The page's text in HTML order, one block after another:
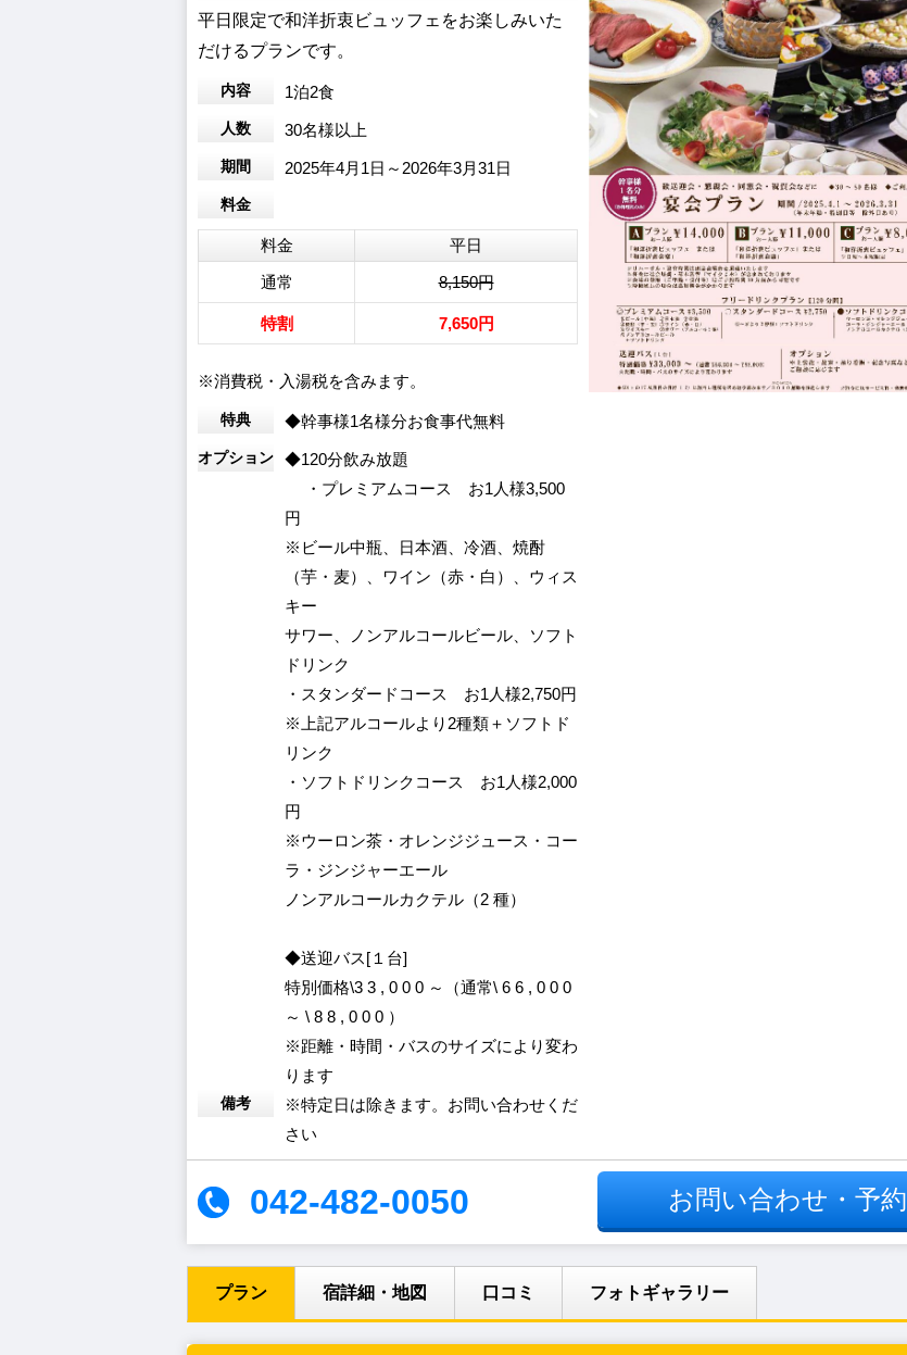
平日限定で和洋折衷ビュッフェをお楽しみいた
だけるプランです。
内容 1泊2食
人数 30名様以上
期間 2025年4月1日～2026年3月31日
料金
料金
平日
通常
8,150円
特割 7,650円
※消費税・入湯税を含みます。
特典 ◆幹事様1名様分お食事代無料
オプション
◆120分飲み放題
・プレミアムコース お1人様3,500
円
※ビール中瓶、日本酒、冷酒、焼酎
（芋・麦）、ワイン（赤・白）、ウィス
キー
サワー、ノンアルコールビール、ソフト
ドリンク
・スタンダードコース お1人様2,750円
※上記アルコールより2種類＋ソフトド
リンク
・ソフトドリンクコース お1人様2,000
円
※ウーロン茶・オレンジジュース・コー
ラ・ジンジャーエール
ノンアルコールカクテル（2 種）
◆送迎バス[１台]
特別価格\3 3 , 0 0 0 ～（通常\ 6 6 , 0 0 0
～ \ 8 8 , 0 0 0 ）
※距離・時間・バスのサイズにより変わ
ります
備考
※特定日は除きます。お問い合わせくだ
さい
042-482-0050 お問い合わせ・予約
プラン 宿詳細・地図 口コミ フォトギャラリー